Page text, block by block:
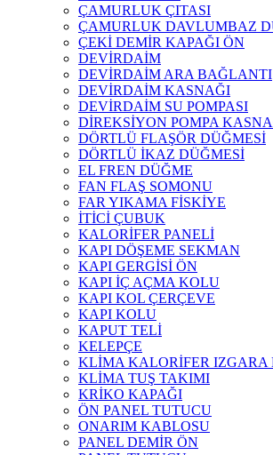
ÇAMURLUK ÇITASI
ÇAMURLUK DAVLUMBAZ
ÇEKİ DEMİR KAPAĞI ÖN
DEVİRDAİM
DEVİRDAİM ARA BAĞLANTI
DEVİRDAİM KASNAĞI
DEVİRDAİM SU POMPASI
DİREKSİYON POMPA
DÖRTLÜ FLAŞÖR DÜĞMESİ
DÖRTLÜ İKAZ DÜĞMESİ
EL FREN DÜĞME
FAN FLAŞ SOMONU
FAR YIKAMA FİSKİYE
İTİCİ ÇUBUK
KALORİFER PANELİ
KAPI DÖŞEME SEKMAN
KAPI GERGİSİ ÖN
KAPI İÇ AÇMA KOLU
KAPI KOL ÇERÇEVE
KAPI KOLU
KAPUT TELİ
KELEPÇE
KLİMA KALORİFER IZGARA
KLİMA TUŞ TAKIMI
KRİKO KAPAĞI
ÖN PANEL TUTUCU
ONARIM KABLOSU
PANEL DEMİR ÖN